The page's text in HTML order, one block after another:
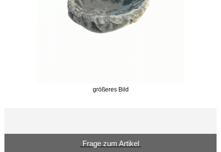
größeres Bild
Frage zum Artikel